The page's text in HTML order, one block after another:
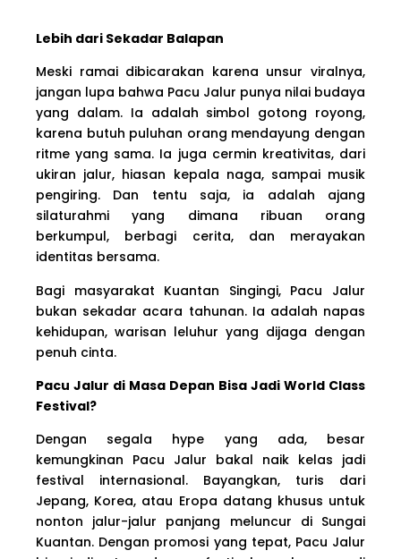
Lebih dari Sekadar Balapan
Meski ramai dibicarakan karena unsur viralnya,
jangan lupa bahwa Pacu Jalur punya nilai budaya
yang dalam. Ia adalah simbol gotong royong,
karena butuh puluhan orang mendayung dengan
ritme yang sama. Ia juga cermin kreativitas, dari
ukiran jalur, hiasan kepala naga, sampai musik
pengiring. Dan tentu saja, ia adalah ajang
silaturahmi yang dimana ribuan orang
berkumpul, berbagi cerita, dan merayakan
identitas bersama.
Bagi masyarakat Kuantan Singingi, Pacu Jalur
bukan sekadar acara tahunan. Ia adalah napas
kehidupan, warisan leluhur yang dijaga dengan
penuh cinta.
Pacu Jalur di Masa Depan Bisa Jadi World Class
Festival?
Dengan segala hype yang ada, besar
kemungkinan Pacu Jalur bakal naik kelas jadi
festival internasional. Bayangkan, turis dari
Jepang, Korea, atau Eropa datang khusus untuk
nonton jalur-jalur panjang meluncur di Sungai
Kuantan. Dengan promosi yang tepat, Pacu Jalur